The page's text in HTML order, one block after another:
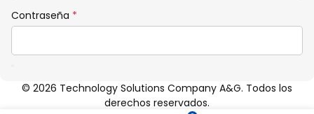
Contraseña *
© 2026 Technology Solutions Company A&G. Todos los
derechos reservados.